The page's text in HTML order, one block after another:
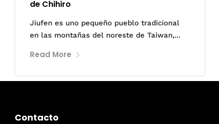
de Chihiro
Jiufen es uno pequeño pueblo tradicional
en las montañas del noreste de Taiwan,...
Read More
Contacto